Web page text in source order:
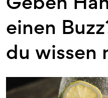
Geben
einen
du wissen